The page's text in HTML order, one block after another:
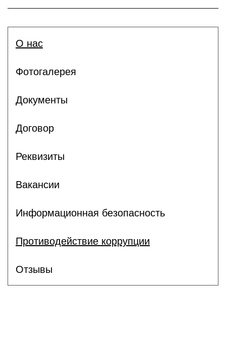
О нас
Фотогалерея
Документы
Договор
Реквизиты
Вакансии
Информационная безопасность
Противодействие коррупции
Отзывы